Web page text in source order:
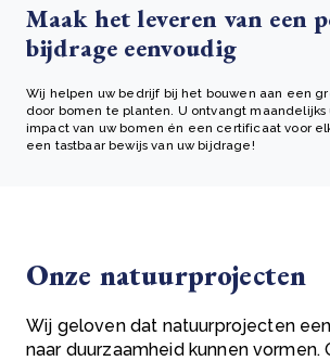
Maak het leveren van een
bijdrage eenvoudig
Wij helpen uw bedrijf bij het bouwen aan een
door bomen te planten. U ontvangt
impact van uw bomen én een certificaat voor
een tastbaar bewijs van uw bijdrage!
Onze natuurprojecten
Wij geloven dat natuurprojecten
naar duurzaamheid kunnen vormen.